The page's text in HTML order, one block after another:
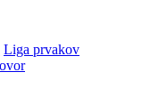
Liga prvakov